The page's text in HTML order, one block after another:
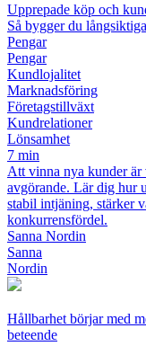
Upprepade köp och
Så bygger du
Pengar
Pengar
Kundlojalitet
Marknadsföring
Företagstillväxt
Kundrelationer
Lönsamhet
7 min
Att vinna nya kunder är
avgörande. Lär dig hur
stabil intjäning, stärker
konkurrensfördel.
Sanna Nordin
Sanna
Nordin
Hållbarhet börjar med
beteende